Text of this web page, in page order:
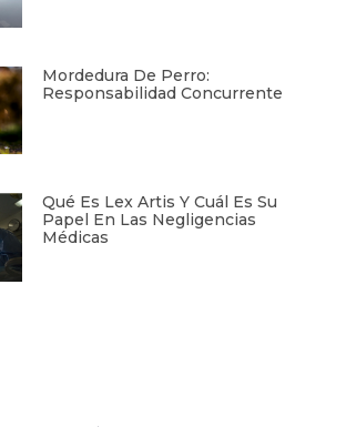
Mordedura De Perro:
Responsabilidad Concurrente
Qué Es Lex Artis Y Cuál Es Su
Papel En Las Negligencias
Médicas